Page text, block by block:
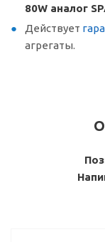
80W аналог
Действует
агрегаты.